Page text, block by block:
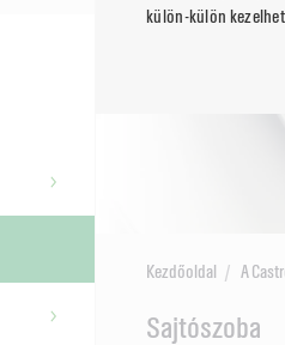
külön-külön
Kezdőoldal A
Sajtószoba